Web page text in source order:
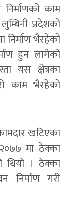
काम
प्रदेशको
भैरहेको
हुन लागेको
यस क्षेत्रका
काम भैरहेको
खटिएका
मा ठेक्का
थियाे । ठेक्का
निर्माण गरी